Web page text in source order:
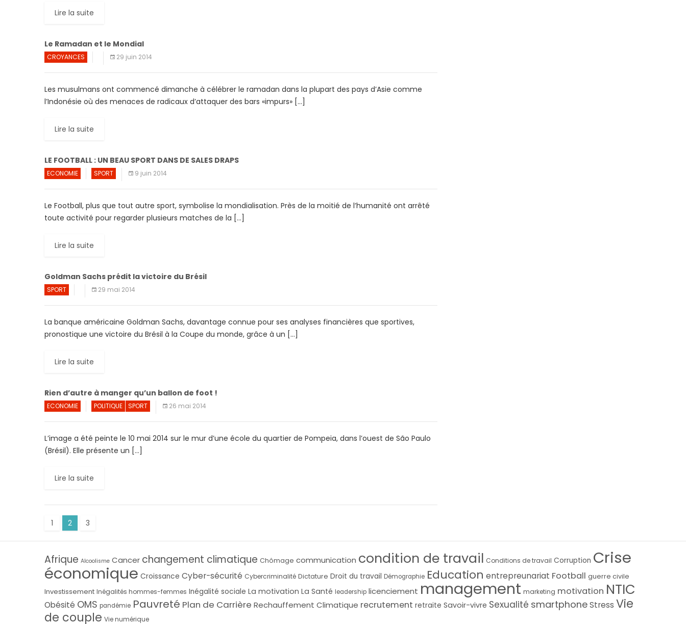
Lire la suite
Le Ramadan et le Mondial
CROYANCES 29 juin 2014
Les musulmans ont commencé dimanche à célébrer le ramadan dans la plupart des pays d’Asie comme
l’Indonésie où des menaces de radicaux d’attaquer des bars «impurs» […]
Lire la suite
LE FOOTBALL : UN BEAU SPORT DANS DE SALES DRAPS
ECONOMIE SPORT 9 juin 2014
Le Football, plus que tout autre sport, symbolise la mondialisation. Près de la moitié de l’humanité ont arrêté
toute activité pour regarder plusieurs matches de la […]
Lire la suite
Goldman Sachs prédit la victoire du Brésil
SPORT 29 mai 2014
La banque américaine Goldman Sachs, davantage connue pour ses analyses financières que sportives,
pronostique une victoire du Brésil à la Coupe du monde, grâce à un […]
Lire la suite
Rien d’autre à manger qu’un ballon de foot !
ECONOMIE POLITIQUE SPORT 26 mai 2014
L’image a été peinte le 10 mai 2014 sur le mur d’une école du quartier de Pompeia, dans l’ouest de São Paulo
(Brésil). Elle présente un […]
Lire la suite
1 2 3
Afrique Alcoolisme Cancer changement climatique Chômage communication condition de travail Conditions de travail Corruption Crise
économique Croissance Cyber-sécurité Cybercriminalité Dictature Droit du travail Démographie Education entrepreunariat Football guerre civile
Investissement Inégalités hommes-femmes Inégalité sociale La motivation La Santé leadership licenciement management marketing motivation NTIC
Obésité OMS pandémie Pauvreté Plan de Carrière Rechauffement Climatique recrutement retraite Savoir-vivre Sexualité smartphoneStress Vie
de couple Vie numérique